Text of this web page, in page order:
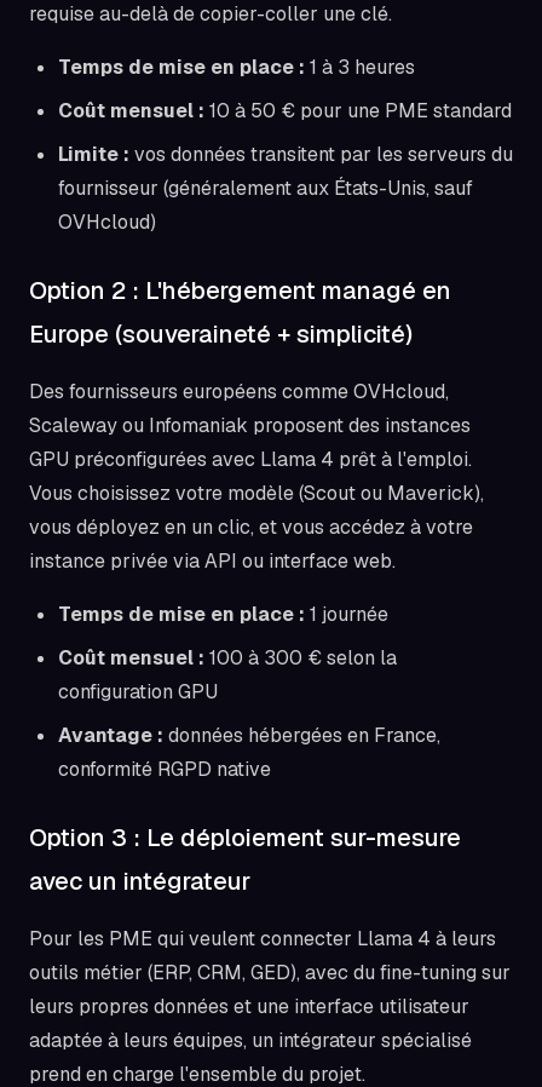
requise au-delà de copier-coller une clé.
Temps de mise en place : 1 à 3 heures
Coût mensuel : 10 à 50 € pour une PME standard
Limite : vos données transitent par les serveurs du
fournisseur (généralement aux États-Unis, sauf
OVHcloud)
Option 2 : L'hébergement managé en
Europe (souveraineté + simplicité)
Des fournisseurs européens comme OVHcloud,
Scaleway ou Infomaniak proposent des instances
GPU préconfigurées avec Llama 4 prêt à l'emploi.
Vous choisissez votre modèle (Scout ou Maverick),
vous déployez en un clic, et vous accédez à votre
instance privée via API ou interface web.
Temps de mise en place : 1 journée
Coût mensuel : 100 à 300 € selon la
configuration GPU
Avantage : données hébergées en France,
conformité RGPD native
Option 3 : Le déploiement sur-mesure
avec un intégrateur
Pour les PME qui veulent connecter Llama 4 à leurs
outils métier (ERP, CRM, GED), avec du fine-tuning sur
leurs propres données et une interface utilisateur
adaptée à leurs équipes, un intégrateur spécialisé
prend en charge l'ensemble du projet.